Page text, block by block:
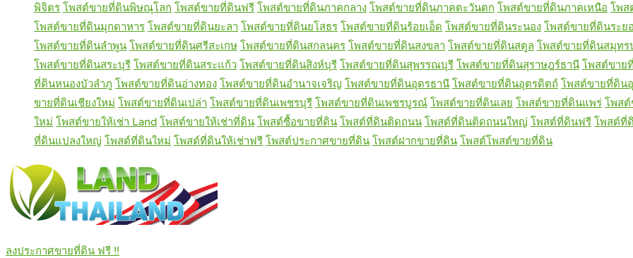
พิจิตร โพสต์ขายที่ดินพิษณุโลก โพสต์ขายที่ดินฟรี โพสต์ขายที่ดินภาคกลาง โพสต์ขายที่ดินภาคตะวันตก โพสต์ขายที่ดินภาคเหนือ โพส
โพสต์ขายที่ดินมุกดาหาร โพสต์ขายที่ดินยะลา โพสต์ขายที่ดินยโสธร โพสต์ขายที่ดินร้อยเอ็ด โพสต์ขายที่ดินระนอง โพสต์ขายที่ดินระย
โพสต์ขายที่ดินลำพูน โพสต์ขายที่ดินศรีสะเกษ โพสต์ขายที่ดินสกลนคร โพสต์ขายที่ดินสงขลา โพสต์ขายที่ดินสตูล โพสต์ขายที่ดินสมุทร
โพสต์ขายที่ดินสระบุรี โพสต์ขายที่ดินสระแก้ว โพสต์ขายที่ดินสิงห์บุรี โพสต์ขายที่ดินสุพรรณบุรี โพสต์ขายที่ดินสุราษฎร์ธานี โพสต์ขาย
ที่ดินหนองบัวลำภู โพสต์ขายที่ดินอ่างทอง โพสต์ขายที่ดินอำนาจเจริญ โพสต์ขายที่ดินอุดรธานี โพสต์ขายที่ดินอุตรดิตถ์ โพสต์ขายที่ดิน
ขายที่ดินเชียงใหม่ โพสต์ขายที่ดินเปล่า โพสต์ขายที่ดินเพชรบุรี โพสต์ขายที่ดินเพชรบูรณ์ โพสต์ขายที่ดินเลย โพสต์ขายที่ดินแพร่ โพส
ใหม่ โพสต์ขายให้เช่า Land โพสต์ขายให้เช่าที่ดิน โพสต์ซื้อขายที่ดิน โพสต์ที่ดินติดถนน โพสต์ที่ดินติดถนนใหญ่ โพสต์ที่ดินฟรี โพสต์ที่
ที่ดินแปลงใหญ่ โพสต์ที่ดินใหม่ โพสต์ที่ดินให้เช่าฟรี โพสต์ประกาศขายที่ดิน โพสต์ฝากขายที่ดิน โพสต์โพสต์ขายที่ดิน
ลงประกาศขายที่ดิน ฟรี !!